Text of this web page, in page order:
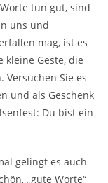
tun gut, sind
uns und
mag, ist es
kleine Geste, die
Sie es
und als Geschenk
Du bist ein
gelingt es auch
„gute Worte“